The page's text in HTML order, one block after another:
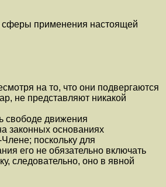
сферы применения настоящей
на то, что они подвергаются
не представляют никакой
свободе движения
законных основаниях
поскольку для
его не обязательно включать
следовательно, оно в явной